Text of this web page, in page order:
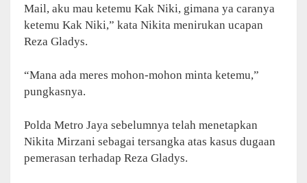
Mail, aku mau ketemu Kak Niki, gimana ya caranya
ketemu Kak Niki,” kata Nikita menirukan ucapan
Reza Gladys.
“Mana ada meres mohon-mohon minta ketemu,”
pungkasnya.
Polda Metro Jaya sebelumnya telah menetapkan
Nikita Mirzani sebagai tersangka atas kasus dugaan
pemerasan terhadap Reza Gladys.